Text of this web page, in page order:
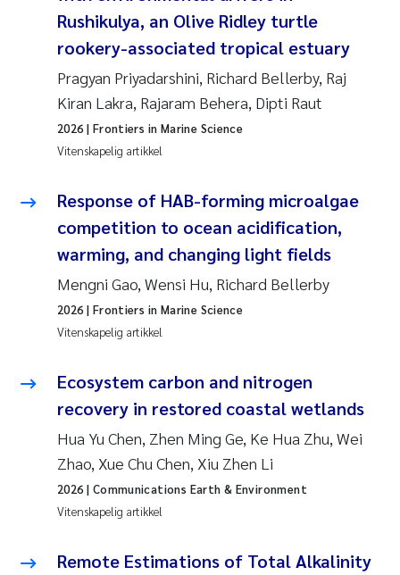
Rushikulya, an Olive Ridley turtle
rookery-associated tropical estuary
Pragyan Priyadarshini, Richard Bellerby, Raj
Kiran Lakra, Rajaram Behera, Dipti Raut
Vitenskapelig artikkel
2026 | Frontiers in Marine Science
Response of HAB-forming microalgae
competition to ocean acidification,
warming, and changing light fields
Mengni Gao, Wensi Hu, Richard Bellerby
Vitenskapelig artikkel
2026 | Frontiers in Marine Science
Ecosystem carbon and nitrogen
recovery in restored coastal wetlands
Hua Yu Chen, Zhen Ming Ge, Ke Hua Zhu, Wei
Zhao, Xue Chu Chen, Xiu Zhen Li
Vitenskapelig artikkel
2026 | Communications Earth & Environment
Remote Estimations of Total Alkalinity